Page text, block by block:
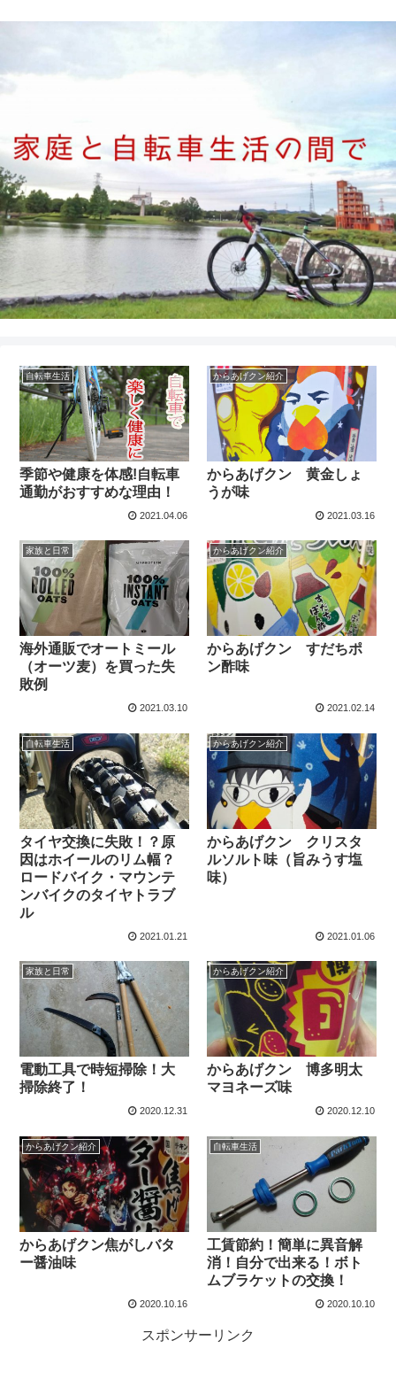
自転車生活
季節や健康を体感!自転車
通勤がおすすめな理由！
2021.04.06
からあげクン紹介
からあげクン 黄金しょ
うが味
2021.03.16
家族と日常
海外通販でオートミール
（オーツ麦）を買った失
敗例
2021.03.10
からあげクン紹介
からあげクン すだちポ
ン酢味
2021.02.14
自転車生活
タイヤ交換に失敗！？原
因はホイールのリム幅？
ロードバイク・マウンテ
ンバイクのタイヤトラブ
ル
2021.01.21
からあげクン紹介
からあげクン クリスタ
ルソルト味（旨みうす塩
味）
2021.01.06
家族と日常
電動工具で時短掃除！大
掃除終了！
2020.12.31
からあげクン紹介
からあげクン 博多明太
マヨネーズ味
2020.12.10
からあげクン紹介
からあげクン焦がしバタ
ー醤油味
2020.10.16
自転車生活
工賃節約！簡単に異音解
消！自分で出来る！ボト
ムブラケットの交換！
2020.10.10
スポンサーリンク